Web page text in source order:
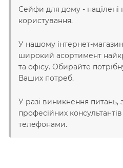
Сейфи для дому - націлені
користування.
У нашому інтернет-
широкий асортимент
та офісу. Обирайте
Ваших потреб.
У разі виникнення питань,
професійних
телефонами.